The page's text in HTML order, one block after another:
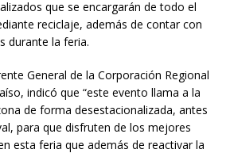
que se encargarán de todo el
reciclaje, además de contar con
durante la feria.
General de la Corporación Regional
indicó que “este evento llama a la
de forma desestacionalizada, antes
para que disfruten de los mejores
esta feria que además de reactivar la